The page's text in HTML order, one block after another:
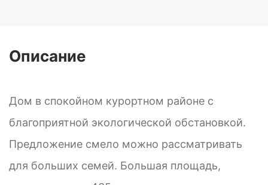
Описание
Дом в спокойном курортном районе с
благоприятной экологической обстановкой.
Предложение смело можно рассматривать
для больших семей. Большая площадь,